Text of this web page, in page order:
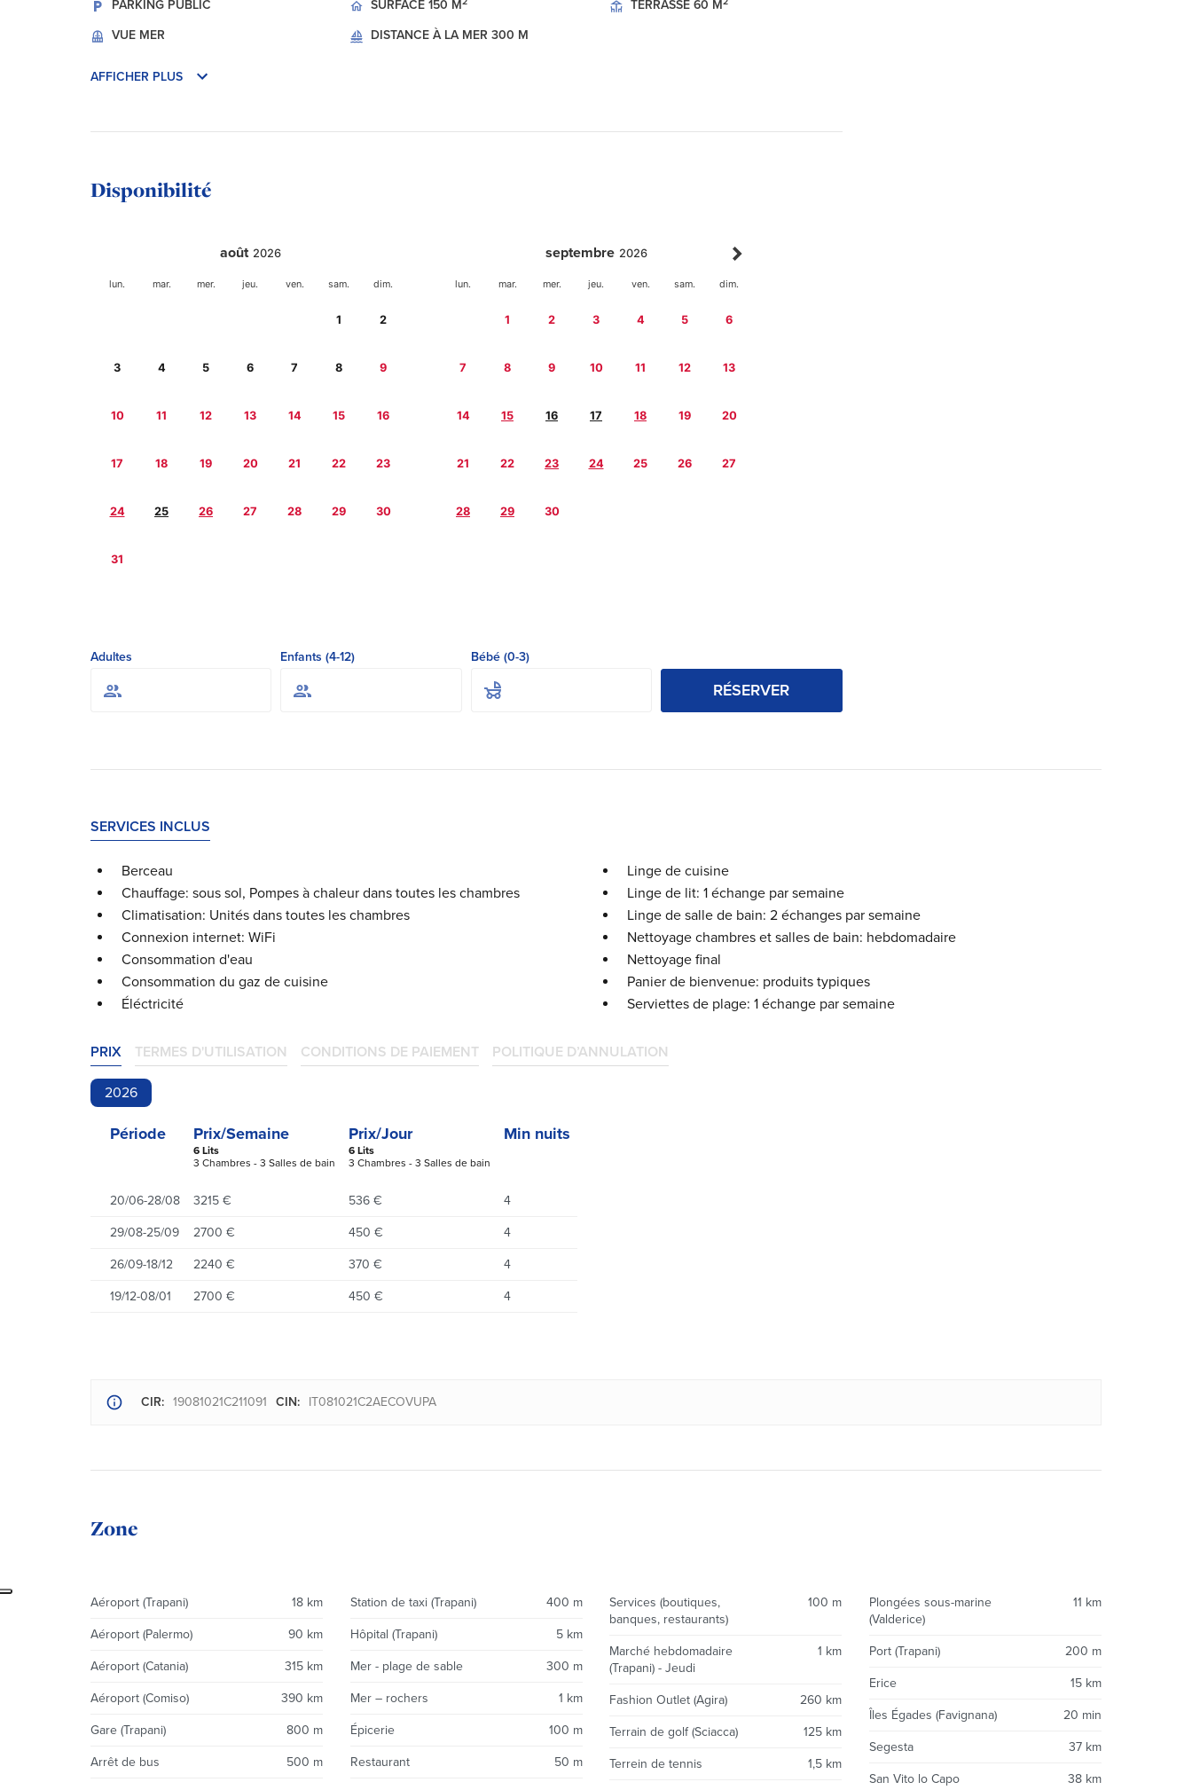
PARKING PUBLIC
SURFACE 150 M TERRASSE 60 M
VUE MER DISTANCE À LA MER 300 M
AFFICHER PLUS
Disponibilité
août 2026
lun. mar. mer. jeu. ven. sam. dim.
1 2
3 4 5 6 7 8 9
10 11 12 13 14 15 16
17 18 19 20 21 22 23
24 25 26 27 28 29 30
31
septembre 2026
lun. mar. mer. jeu. ven. sam. dim.
1 2 3 4 5 6
7 8 9 10 11 12 13
14 15 16 17 18 19 20
21 22 23 24 25 26 27
28 29 30
Adultes Enfants (4-12) Bébé (0-3)
RÉSERVER
SERVICES INCLUS
Berceau
Chauffage: sous sol, Pompes à chaleur dans toutes les chambres
Climatisation: Unités dans toutes les chambres
Connexion internet: WiFi
Consommation d'eau
Consommation du gaz de cuisine
Éléctricité
Linge de cuisine
Linge de lit: 1 échange par semaine
Linge de salle de bain: 2 échanges par semaine
Nettoyage chambres et salles de bain: hebdomadaire
Nettoyage final
Panier de bienvenue: produits typiques
Serviettes de plage: 1 échange par semaine
PRIX TERMES D'UTILISATION CONDITIONS DE PAIEMENT POLITIQUE D’ANNULATION
2026
Période Prix/Semaine
6 Lits
3 Chambres - 3 Salles de bain
Prix/Jour
6 Lits
3 Chambres - 3 Salles de bain
Min nuits
20/06-28/08 3215 € 536 € 4
29/08-25/09 2700 € 450 € 4
26/09-18/12 2240 € 370 € 4
19/12-08/01 2700 € 450 € 4
CIR: 19081021C211091 CIN: IT081021C2AECOVUPA
Zone
Aéroport (Trapani) 18 km
Aéroport (Palermo) 90 km
Aéroport (Catania) 315 km
Aéroport (Comiso) 390 km
Gare (Trapani) 800 m
Arrêt de bus 500 m
Station de taxi (Trapani) 400 m
Hôpital (Trapani) 5 km
Mer - plage de sable 300 m
Mer – rochers 1 km
Épicerie 100 m
Restaurant 50 m
Services (boutiques,
banques, restaurants)
100 m
Marché hebdomadaire
(Trapani) - Jeudi
1 km
Fashion Outlet (Agira) 260 km
Terrain de golf (Sciacca) 125 km
Terrein de tennis 1,5 km
Plongées sous-marine
(Valderice)
11 km
Port (Trapani) 200 m
Erice 15 km
Îles Égades (Favignana) 20 min
Segesta 37 km
San Vito lo Capo 38 km